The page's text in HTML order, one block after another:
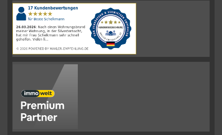
|110Schelkmann
ImmobilienBewertungen
auf
werkenntdenBESTEN.de